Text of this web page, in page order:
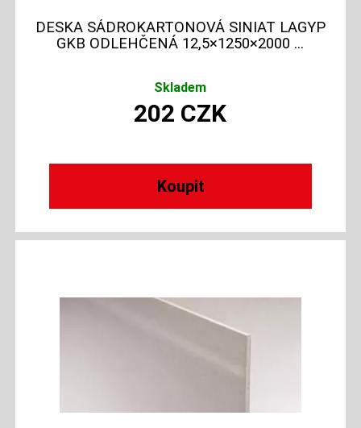
DESKA SÁDROKARTONOVÁ SINIAT LAGYP
GKB ODLEHČENÁ 12,5×1250×2000 ...
Skladem
202 CZK